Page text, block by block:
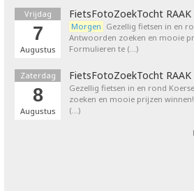
Vrijdag
7
Augustus
FietsFotoZoekTocht RAAK
Morgen Gezellig fietsen in en
Antwoorden zoeken en mooie
Formulieren te (…)
Zaterdag
8
Augustus
FietsFotoZoekTocht RAAK
Gezellig fietsen in en rond
zoeken en mooie prijzen
(…)